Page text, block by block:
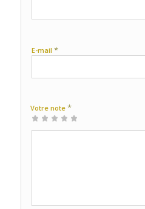
E-mail *
Votre note *
1 étoile
2 étoiles
3 étoiles
4 étoiles
5 étoiles